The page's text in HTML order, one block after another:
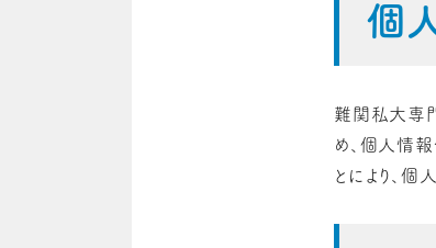
個
難関私大専
め、個人情
とにより、個